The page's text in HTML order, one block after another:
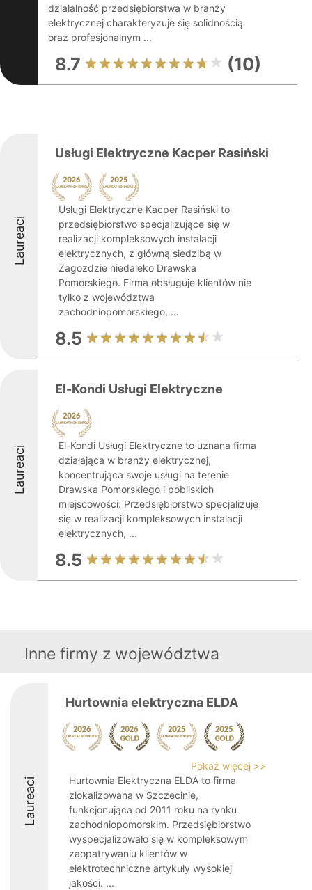
działalność przedsiębiorstwa w branży
elektrycznej charakteryzuje się solidnością
oraz profesjonalnym ...
8.7 (10)
Laureaci
Usługi Elektryczne Kacper Rasiński
Usługi Elektryczne Kacper Rasiński to
przedsiębiorstwo specjalizujące się w
realizacji kompleksowych instalacji
elektrycznych, z główną siedzibą w
Zagozdzie niedaleko Drawska
Pomorskiego. Firma obsługuje klientów nie
tylko z województwa
zachodniopomorskiego, ...
8.5
Laureaci
El-Kondi Usługi Elektryczne
El-Kondi Usługi Elektryczne to uznana firma
działająca w branży elektrycznej,
koncentrująca swoje usługi na terenie
Drawska Pomorskiego i pobliskich
miejscowości. Przedsiębiorstwo specjalizuje
się w realizacji kompleksowych instalacji
elektrycznych, ...
8.5
Inne firmy z województwa
Laureaci
Hurtownia elektryczna ELDA
Pokaż więcej >>
Hurtownia Elektryczna ELDA to firma
zlokalizowana w Szczecinie,
funkcjonująca od 2011 roku na rynku
zachodniopomorskim. Przedsiębiorstwo
wyspecjalizowało się w kompleksowym
zaopatrywaniu klientów w
elektrotechniczne artykuły wysokiej
jakości. ...